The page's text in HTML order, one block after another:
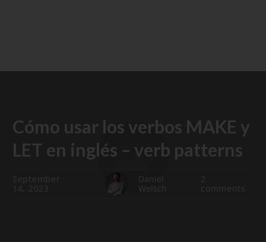
Cómo usar los verbos MAKE y
LET en inglés – verb patterns
September
14, 2023
Daniel
Welsch
2
comments